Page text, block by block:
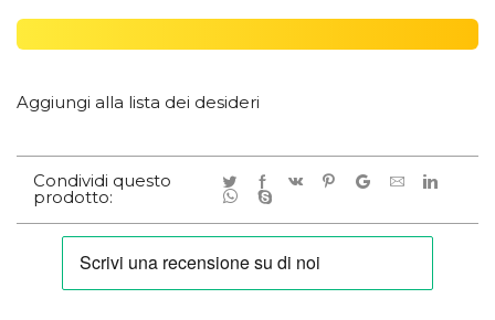
Aggiungi alla lista dei desideri
Condividi questo
prodotto: